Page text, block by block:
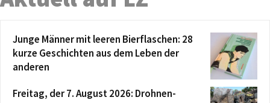
Junge Männer mit leeren Bierflaschen: 28
kurze Geschichten aus dem Leben der
anderen
Freitag, der 7. August 2026: Drohnen-